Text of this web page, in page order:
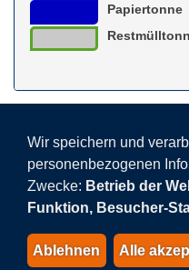
Papiertonne
Wir speichern und
personenbezogenen
Zwecke: Betrieb der
Funktion, Besucher-
Ablehnen Alle